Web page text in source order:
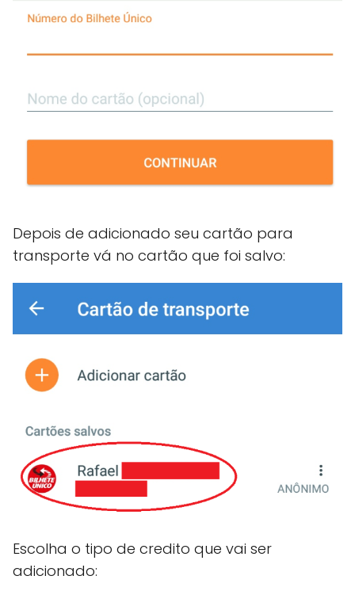
Depois de adicionado seu cartão para
transporte vá no cartão que foi salvo:
Escolha o tipo de credito que vai ser
adicionado: